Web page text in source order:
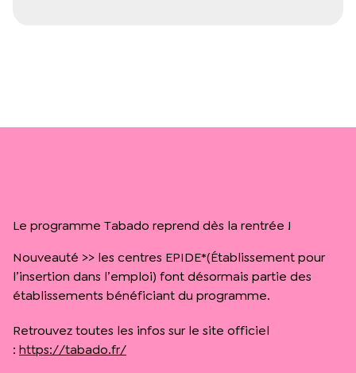
Le programme Tabado reprend dès la rentrée !
Nouveauté >> les centres EPIDE*(Établissement pour
l’insertion dans l’emploi) font désormais partie des
établissements bénéficiant du programme.
Retrouvez toutes les infos sur le site officiel
: https://tabado.fr/